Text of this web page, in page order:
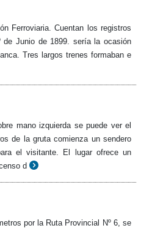
Ferroviaria. Cuentan los registros
de Junio de 1899. sería la ocasión
Tres largos trenes formaban e
mano izquierda se puede ver el
de la gruta comienza un sendero
el visitante. El lugar ofrece un
d
por la Ruta Provincial Nº 6, se